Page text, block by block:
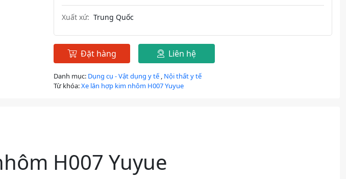
Xuất xứ: Trung Quốc
Đặt hàng Liên hệ
Danh mục: Dụng cụ - Vật dụng y tế, Nội thất y tế
Từ khóa:Xe lăn hợp kim nhôm H007 Yuyue
H007 Yuyue